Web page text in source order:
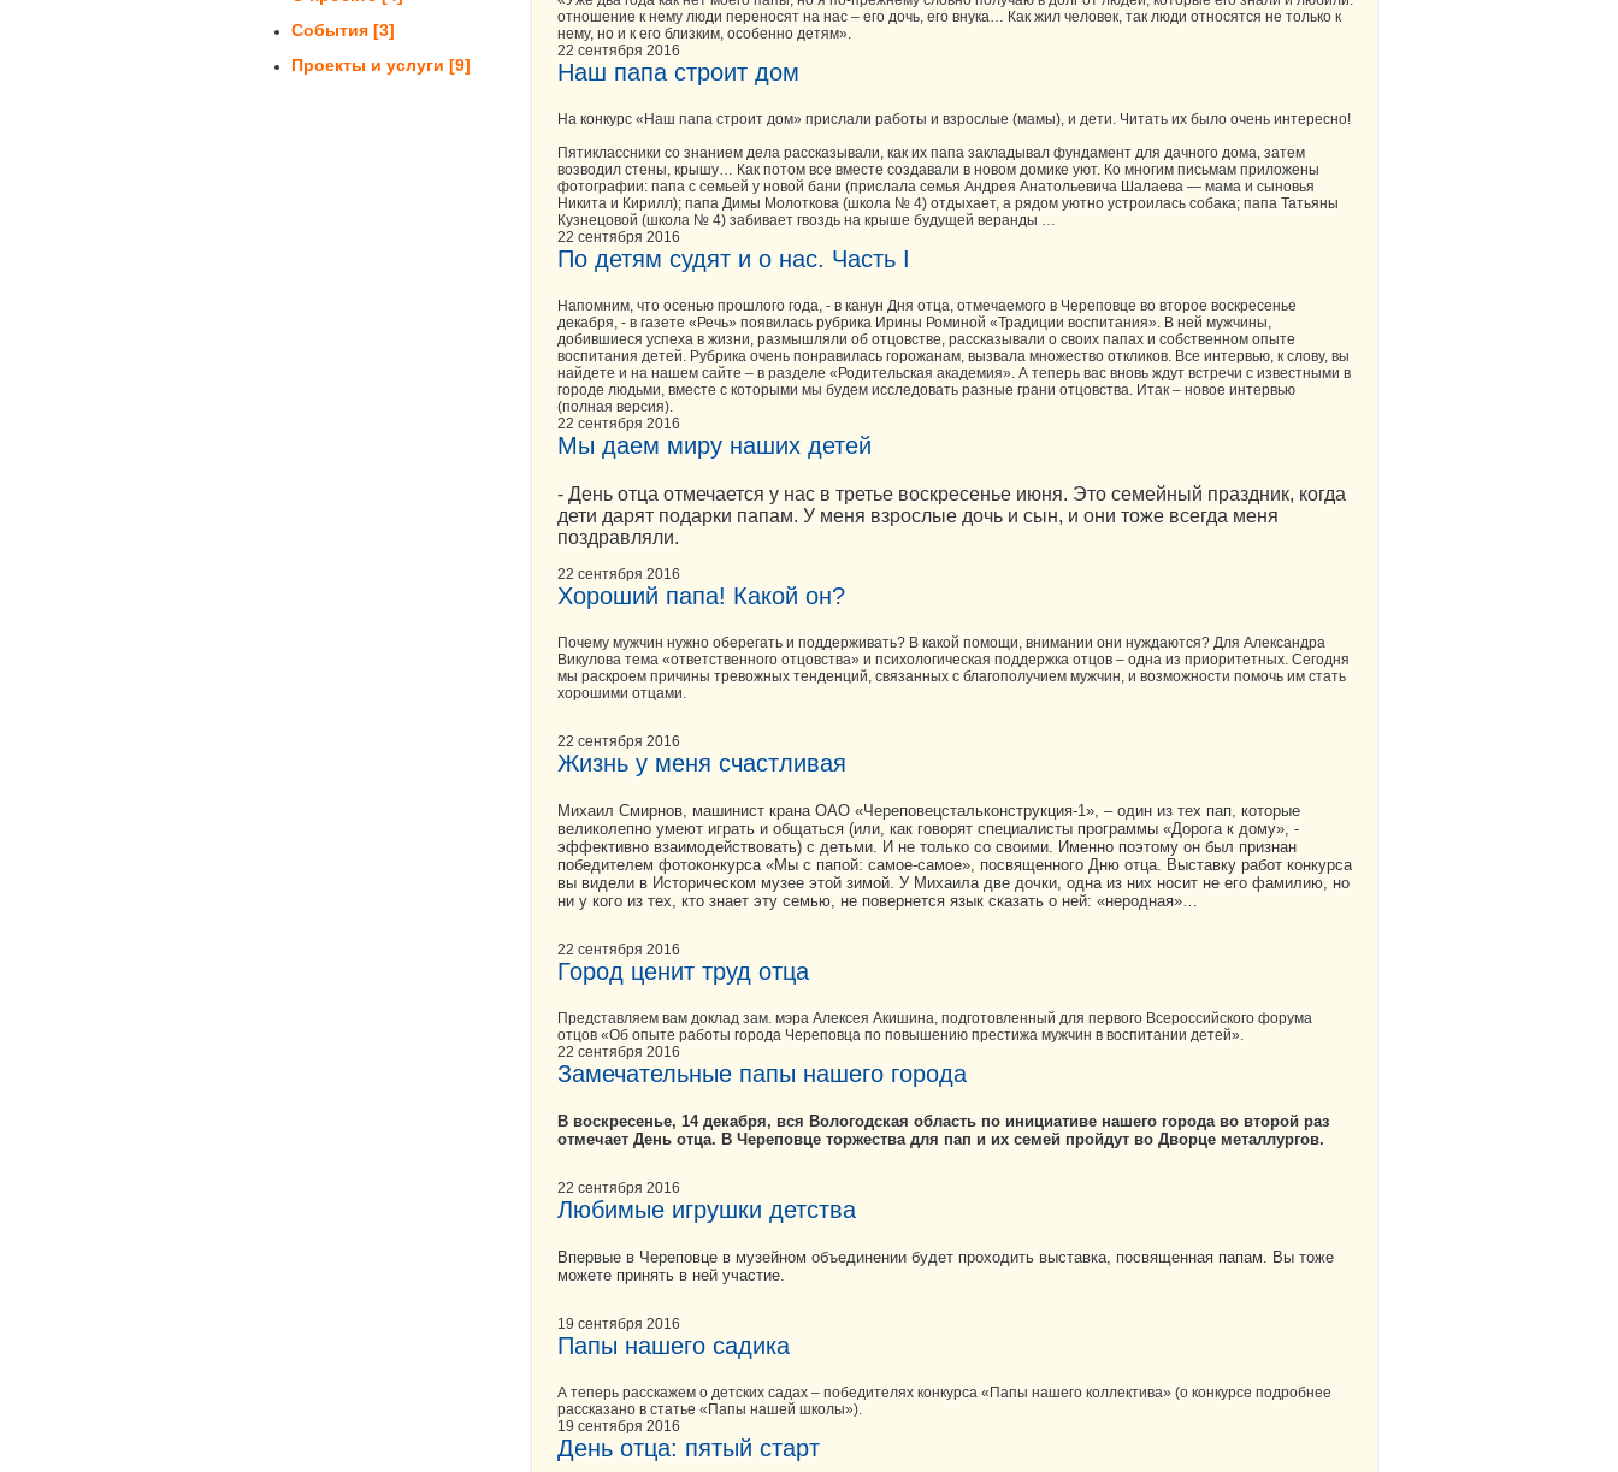
События [3]
Проекты и услуги [9]
отношение к нему люди переносят на нас – его дочь, его внука… Как жил человек, так люди относятся не только к
нему, но и к его близким, особенно детям».
22 сентября 2016
Наш папа строит дом
На конкурс «Наш папа строит дом» прислали работы и взрослые (мамы), и дети. Читать их было очень интересно!
Пятиклассники со знанием дела рассказывали, как их папа закладывал фундамент для дачного дома, затем
возводил стены, крышу… Как потом все вместе создавали в новом домике уют. Ко многим письмам приложены
фотографии: папа с семьей у новой бани (прислала семья Андрея Анатольевича Шалаева — мама и сыновья
Никита и Кирилл); папа Димы Молоткова (школа № 4) отдыхает, а рядом уютно устроилась собака; папа Татьяны
Кузнецовой (школа № 4) забивает гвоздь на крыше будущей веранды …
22 сентября 2016
По детям судят и о нас. Часть I
Напомним, что осенью прошлого года, - в канун Дня отца, отмечаемого в Череповце во второе воскресенье
декабря, - в газете «Речь» появилась рубрика Ирины Роминой «Традиции воспитания». В ней мужчины,
добившиеся успеха в жизни, размышляли об отцовстве, рассказывали о своих папах и собственном опыте
воспитания детей. Рубрика очень понравилась горожанам, вызвала множество откликов. Все интервью, к слову, вы
найдете и на нашем сайте – в разделе «Родительская академия». А теперь вас вновь ждут встречи с известными в
городе людьми, вместе с которыми мы будем исследовать разные грани отцовства. Итак – новое интервью
(полная версия).
22 сентября 2016
Мы даем миру наших детей
- День отца отмечается у нас в третье воскресенье июня. Это семейный праздник, когда
дети дарят подарки папам. У меня взрослые дочь и сын, и они тоже всегда меня
поздравляли.
22 сентября 2016
Хороший папа! Какой он?
Почему мужчин нужно оберегать и поддерживать? В какой помощи, внимании они нуждаются? Для Александра
Викулова тема «ответственного отцовства» и психологическая поддержка отцов – одна из приоритетных. Сегодня
мы раскроем причины тревожных тенденций, связанных с благополучием мужчин, и возможности помочь им стать
хорошими отцами.
22 сентября 2016
Жизнь у меня счастливая
Михаил Смирнов, машинист крана ОАО «Череповецстальконструкция-1», – один из тех пап, которые
великолепно умеют играть и общаться (или, как говорят специалисты программы «Дорога к дому», -
эффективно взаимодействовать) с детьми. И не только со своими. Именно поэтому он был признан
победителем фотоконкурса «Мы с папой: самое-самое», посвященного Дню отца. Выставку работ конкурса
вы видели в Историческом музее этой зимой. У Михаила две дочки, одна из них носит не его фамилию, но
ни у кого из тех, кто знает эту семью, не повернется язык сказать о ней: «неродная»…
22 сентября 2016
Город ценит труд отца
Представляем вам доклад зам. мэра Алексея Акишина, подготовленный для первого Всероссийского форума
отцов «Об опыте работы города Череповца по повышению престижа мужчин в воспитании детей».
22 сентября 2016
Замечательные папы нашего города
В воскресенье, 14 декабря, вся Вологодская область по инициативе нашего города во второй раз
отмечает День отца. В Череповце торжества для пап и их семей пройдут во Дворце металлургов.
22 сентября 2016
Любимые игрушки детства
Впервые в Череповце в музейном объединении будет проходить выставка, посвященная папам. Вы тоже
можете принять в ней участие.
19 сентября 2016
Папы нашего садика
А теперь расскажем о детских садах – победителях конкурса «Папы нашего коллектива» (о конкурсе подробнее
рассказано в статье «Папы нашей школы»).
19 сентября 2016
День отца: пятый старт